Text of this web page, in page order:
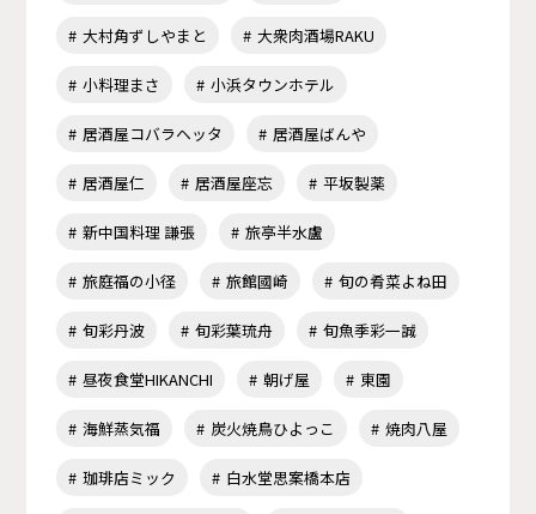
大村角ずしやまと 大衆肉酒場RAKU
小料理まさ 小浜タウンホテル
居酒屋コバラヘッタ 居酒屋ばんや
居酒屋仁 居酒屋座忘 平坂製薬
新中国料理 謙張 旅亭半水盧
旅庭福の小径 旅館國崎 旬の肴菜よね田
旬彩丹波 旬彩葉琉舟 旬魚季彩一誠
昼夜食堂HIKANCHI 朝げ屋 東園
海鮮蒸気福 炭火焼鳥ひよっこ 焼肉八屋
珈琲店ミック 白水堂思案橋本店